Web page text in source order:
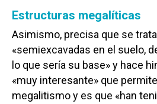
Estructuras megalíticas
Asimismo, precisa que se
«semiexcavadas en el suelo,
lo que sería su base» y hace
«muy interesante» que
megalitismo y es que «han